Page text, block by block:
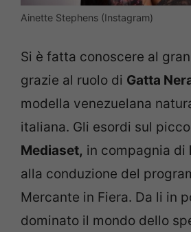
Ainette Stephens (Instagram)
Si è fatta conoscere al
grazie al ruolo di Gatta
modella venezuelana
italiana. Gli esordi sul
Mediaset, in compagnia di
alla conduzione del
Mercante in Fiera. Da li in
dominato il mondo dello